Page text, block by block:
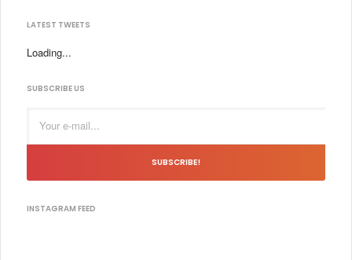
LATEST TWEETS
Loading...
SUBSCRIBE US
SUBSCRIBE!
INSTAGRAM FEED